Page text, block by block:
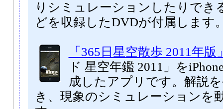
りシミュレーションしたりでき
どを収録したDVDが付属します
「365日星空散歩 2011年版
ド 星空年鑑 2011」を
成したアプリです。解説
き、現象のシミュレーションを